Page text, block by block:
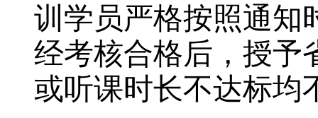
训学员严格按照通知
经考核合格后，授予
或听课时长不达标均